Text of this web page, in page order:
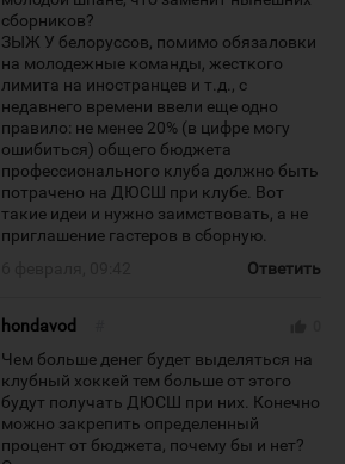
сборников?
ЗЫЖ У белоруссов, помимо обязаловки
на молодежные команды, жесткого
лимита на иностранцев и т.д., с
недавнего времени ввели еще одно
правило: не менее 20% (в цифре могу
ошибиться) общего бюджета
профессионального клуба должно быть
потрачено на ДЮСШ при клубе. Вот
такие идеи и нужно заимствовать, а не
приглашение гастеров в сборную.
Ответить
hondavod
Чем больше денег будет выделяться на
клубный хоккей тем больше от этого
будут получать ДЮСШ при них. Конечно
можно закрепить определенный
процент от бюджета, почему бы и нет?